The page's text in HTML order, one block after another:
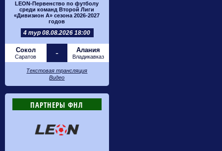
LEON-Первенство по футболу
среди команд Второй Лиги
«Дивизион А» сезона 2026-2027
годов
4 тур 08.08.2026 18:00
Сокол
Саратов - Алания
Владикавказ
Текстовая трансляция
Видео
ПАРТНЕРЫ ФНЛ